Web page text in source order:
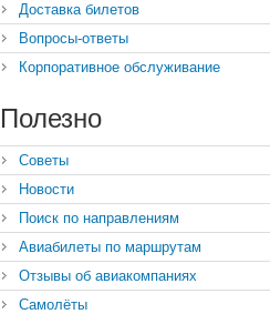
Доставка билетов
Вопросы-ответы
Корпоративное обслуживание
Полезно
Советы
Новости
Поиск по направлениям
Авиабилеты по маршрутам
Отзывы об авиакомпаниях
Самолёты